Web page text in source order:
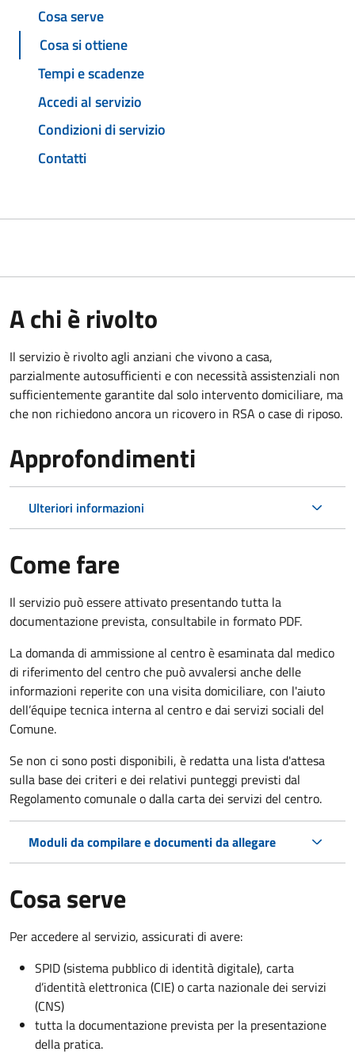
Cosa serve
Cosa si ottiene
Tempi e scadenze
Accedi al servizio
Condizioni di servizio
Contatti
A chi è rivolto
Il servizio è rivolto agli anziani che vivono a casa,
parzialmente autosufficienti e con necessità assistenziali non
sufficientemente garantite dal solo intervento domiciliare, ma
che non richiedono ancora un ricovero in RSA o case di riposo.
Approfondimenti
Ulteriori informazioni
Come fare
Il servizio può essere attivato presentando tutta la
documentazione prevista, consultabile in formato PDF.
La domanda di ammissione al centro è esaminata dal medico
di riferimento del centro che può avvalersi anche delle
informazioni reperite con una visita domiciliare, con l'aiuto
dell’équipe tecnica interna al centro e dai servizi sociali del
Comune.
Se non ci sono posti disponibili, è redatta una lista d'attesa
sulla base dei criteri e dei relativi punteggi previsti dal
Regolamento comunale o dalla carta dei servizi del centro.
Moduli da compilare e documenti da allegare
Cosa serve
Per accedere al servizio, assicurati di avere:
SPID (sistema pubblico di identità digitale), carta
d’identità elettronica (CIE) o carta nazionale dei servizi
(CNS)
tutta la documentazione prevista per la presentazione
della pratica.